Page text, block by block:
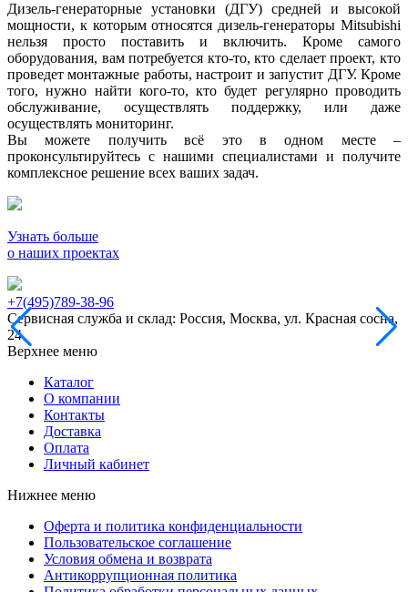
Дизель-генераторные установки (ДГУ) средней и высокой
мощности, к которым относятся дизель-генераторы Mitsubishi
нельзя просто поставить и включить. Кроме самого
оборудования, вам потребуется кто-то, кто сделает проект, кто
проведет монтажные работы, настроит и запустит ДГУ. Кроме
того, нужно найти кого-то, кто будет регулярно проводить
обслуживание, осуществлять поддержку, или даже
осуществлять мониторинг.
Вы можете получить всё это в одном месте –
проконсультируйтесь с нашими специалистами и получите
комплексное решение всех ваших задач.
Узнать больше
о наших проектах
+7(495)789-38-96
Сервисная служба и склад: Россия, Москва, ул. Красная сосна,
24
Верхнее меню
Каталог
О компании
Контакты
Доставка
Оплата
Личный кабинет
Нижнее меню
Оферта и политика конфиденциальности
Пользовательское соглашение
Условия обмена и возврата
Антикоррупционная политика